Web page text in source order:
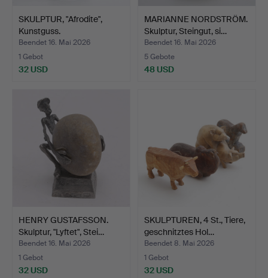
SKULPTUR, "Afrodite",
Kunstguss.
Beendet 16. Mai 2026
1 Gebot
32 USD
MARIANNE NORDSTRÖM.
Skulptur, Steingut, si…
Beendet 16. Mai 2026
5 Gebote
48 USD
HENRY GUSTAFSSON.
Skulptur, "Lyftet", Stei…
Beendet 16. Mai 2026
1 Gebot
32 USD
SKULPTUREN, 4 St., Tiere,
geschnitztes Hol…
Beendet 8. Mai 2026
1 Gebot
32 USD